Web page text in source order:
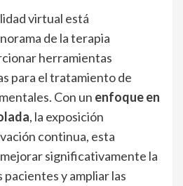
virtual está
de la terapia
herramientas
para el tratamiento de
Con un enfoque en
, la exposición
continua, esta
significativamente la
pacientes y ampliar las